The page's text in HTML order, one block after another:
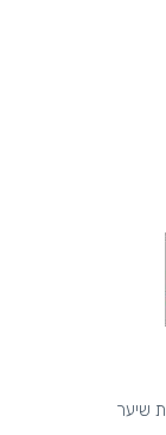
שיער